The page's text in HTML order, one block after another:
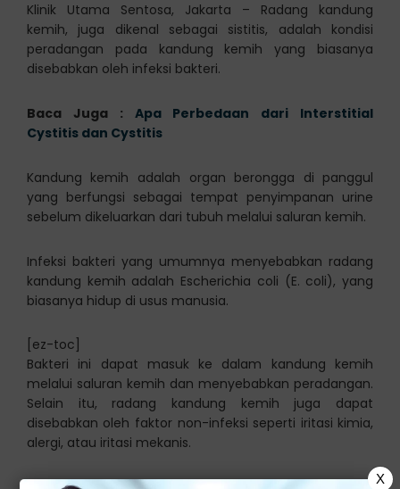
Klinik Utama Sentosa, Jakarta – Radang kandung
kemih, juga dikenal sebagai sistitis, adalah kondisi
peradangan pada kandung kemih yang biasanya
disebabkan oleh infeksi bakteri.
Baca Juga : Apa Perbedaan dari Interstitial
Cystitis dan Cystitis
Kandung kemih adalah organ berongga di panggul
yang berfungsi sebagai tempat penyimpanan urine
sebelum dikeluarkan dari tubuh melalui saluran kemih.
Infeksi bakteri yang umumnya menyebabkan radang
kandung kemih adalah Escherichia coli (E. coli), yang
biasanya hidup di usus manusia.
[ez-toc]
Bakteri ini dapat masuk ke dalam kandung kemih
melalui saluran kemih dan menyebabkan peradangan.
Selain itu, radang kandung kemih juga dapat
disebabkan oleh faktor non-infeksi seperti iritasi kimia,
alergi, atau iritasi mekanis.
X